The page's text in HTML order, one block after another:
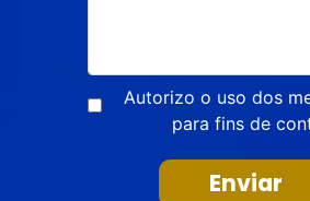
Autorizo o uso dos
para fins de
Enviar